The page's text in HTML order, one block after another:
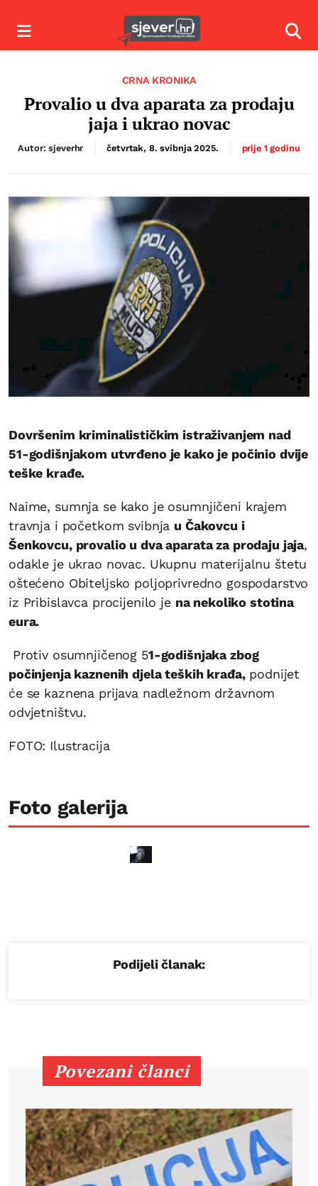
Izbornik
CRNA KRONIKA
Provalio u dva aparata za prodaju
jaja i ukrao novac
Autor: sjeverhr četvrtak, 8. svibnja 2025. prije 1 godinu
Dovršenim kriminalističkim istraživanjem nad
51-godišnjakom utvrđeno je kako je počinio dvije
teške krađe.
Naime, sumnja se kako je osumnjičeni krajem
travnja i početkom svibnja u Čakovcu i
Šenkovcu, provalio u dva aparata za prodaju jaja,
odakle je ukrao novac. Ukupnu materijalnu štetu
oštećeno Obiteljsko poljoprivredno gospodarstvo
iz Pribislavca procijenilo je na nekoliko stotina
eura.
Protiv osumnjičenog 51-godišnjaka zbog
počinjenja kaznenih djela teških krađa,podnijet
će se kaznena prijava nadležnom državnom
odvjetništvu.
FOTO: Ilustracija
Foto galerija
Podijeli članak:
Povezani članci